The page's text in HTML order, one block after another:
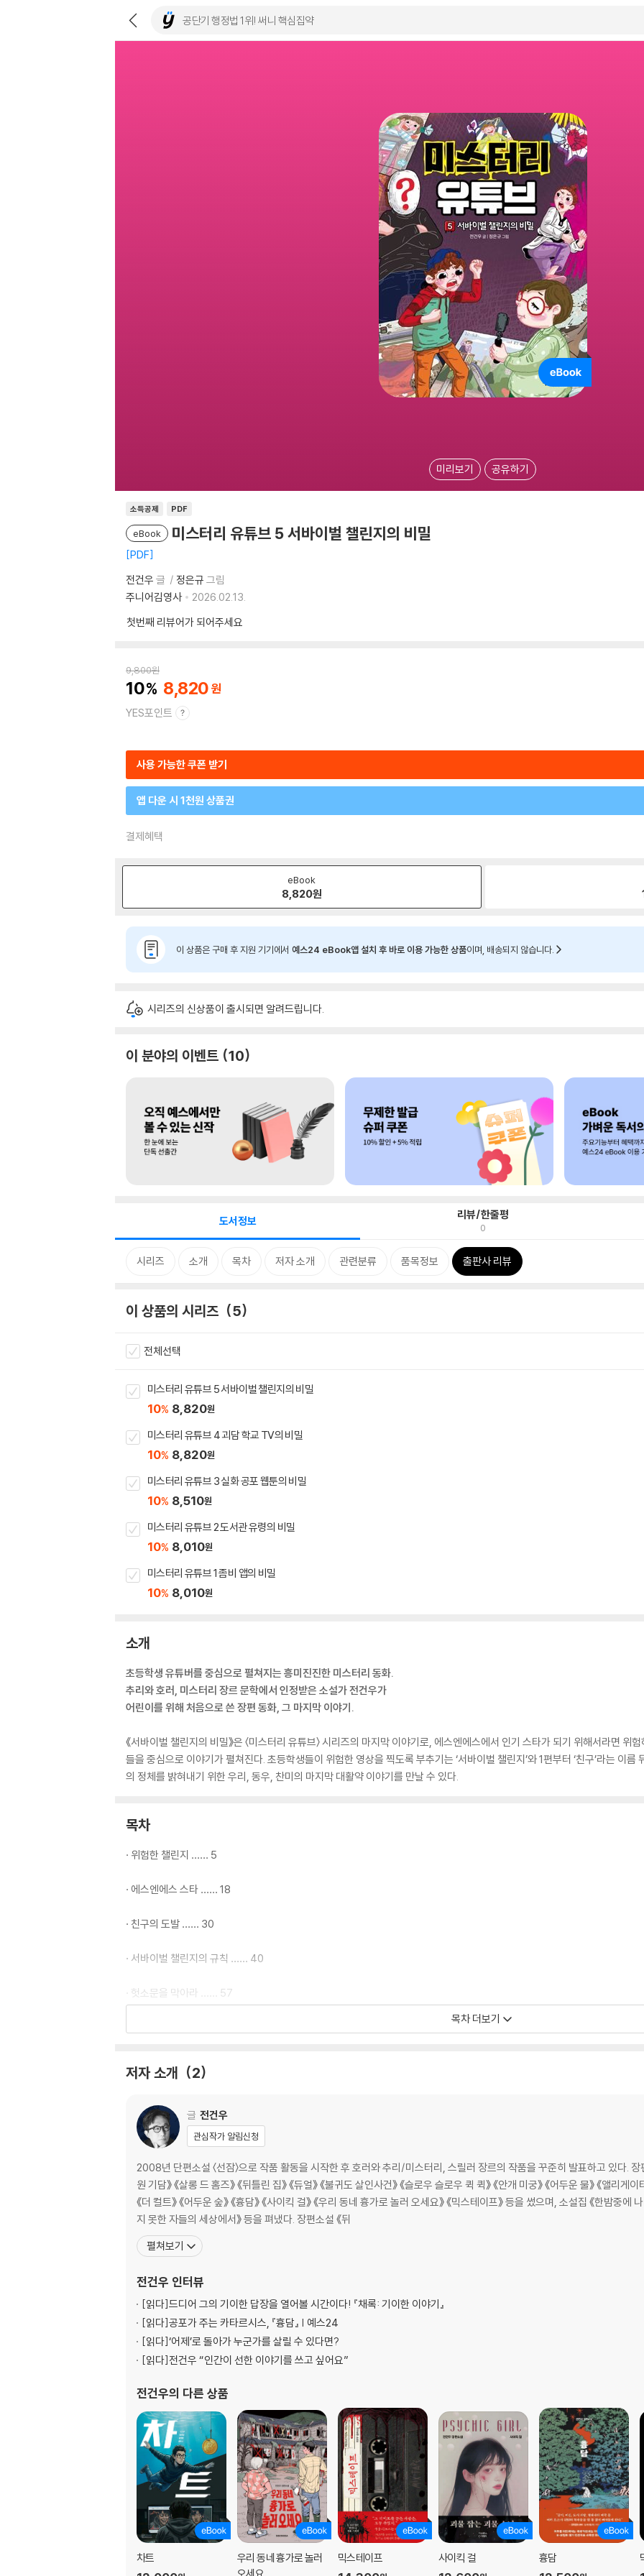
미리보기 공유하기
소득공제 PDF
eBook 미스터리 유튜브 5 서바이벌 챌린지의 비밀
PDF
전건우 글 정은규 그림
주니어김영사
2026.02.13.
첫번째 리뷰어가 되어주세요
9,800원
10 8,820
YES포인트
사용 가능한 쿠폰 받기
앱 다운 시 1천원 상품권
결제혜택
eBook
8,820원
이 상품은 구매 후 지원 기기에서 예스24 eBook앱 설치 후 바로 이용 가능한 상품이며, 배송되지 않습니다.
시리즈의 신상품이 출시되면 알려드립니다.
이 분야의 이벤트 10
도서정보 리뷰/한줄평
0
시리즈 소개 목차 저자 소개 관련분류 품목정보 출판사 리뷰
이 상품의 시리즈 5
전체선택
미스터리 유튜브 5 서바이벌 챌린지의 비밀
10% 8,820원
미스터리 유튜브 4 괴담 학교 TV의 비밀
10% 8,820원
미스터리 유튜브 3 실화 공포 웹툰의 비밀
10% 8,510원
미스터리 유튜브 2 도서관 유령의 비밀
10% 8,010원
미스터리 유튜브 1 좀비 앱의 비밀
10% 8,010원
소개
초등학생 유튜버를 중심으로 펼쳐지는 흥미진진한 미스터리 동화.
추리와 호러, 미스터리 장르 문학에서 인정받은 소설가 전건우가
어린이를 위해 처음으로 쓴 장편 동화, 그 마지막 이야기.
《서바이벌 챌린지의 비밀》은 〈미스터리 유튜브〉 시리즈의 마지막 이야기로, 에스엔에스에서 인기 스타가 되기 위해서라면 위
들을 중심으로 이야기가 펼쳐진다. 초등학생들이 위험한 영상을 찍도록 부추기는 ‘서바이벌 챌린지’와 1편부터 ‘친구’라는 이
의 정체를 밝혀내기 위한 우리, 동우, 찬미의 마지막 대활약 이야기를 만날 수 있다.
목차
· 위험한 챌린지 …… 5
· 에스엔에스 스타 …… 18
· 친구의 도발 …… 30
· 서바이벌 챌린지의 규칙 …… 40
· 헛소문을 막아라 …… 57
· 최후의 대결 …… 110
· 미스터리 유튜브 시즌 2 …… 130
[작가의 말] 여러분의 모험은 이제 시작이에요 …… 138
목차 더보기
저자 소개 2
글 전건우
관심작가 알림신청
2008년 단편소설 〈선잠〉으로 작품 활동을 시작한 후 호러와 추리/미스터리, 스릴러 장르의 작품을 꾸준히 발표하고 있다. 장편
원 기담》 《살롱 드 홈즈》 《뒤틀린 집》 《듀얼》 《불귀도 살인사건》 《슬로우 슬로우 퀵 퀵》 《안개 미궁》 《어두운 물》 《앨리게
《더 컬트》 《어두운 숲》 《흉담》 《사이킥 걸》 《우리 동네 흉가로 놀러 오세요》 《믹스테이프》 등을 썼으며, 소설집 《한밤중에
지 못한 자들의 세상에서》 등을 펴냈다. 장편소설 《뒤
펼쳐보기
전건우 인터뷰
[읽다]드디어 그의 기이한 답장을 열어볼 시간이다! 『채록: 기이한 이야기』
[읽다]공포가 주는 카타르시스, 『흉담』 | 예스24
[읽다]‘어제’로 돌아가 누군가를 살릴 수 있다면?
[읽다]전건우 “인간이 선한 이야기를 쓰고 싶어요”
전건우의 다른 상품
차트
우리 동네 흉가로 놀러
믹스테이프 사이킥 걸 흉담